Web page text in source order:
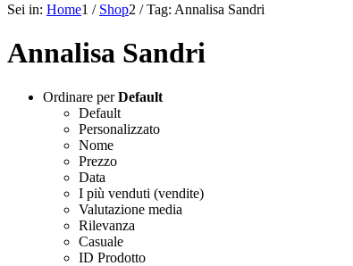
Sei in: Home1 / Shop2 / Tag: Annalisa Sandri
Annalisa Sandri
Ordinare perDefault
Default
Personalizzato
Nome
Prezzo
Data
I più venduti (vendite)
Valutazione media
Rilevanza
Casuale
ID Prodotto